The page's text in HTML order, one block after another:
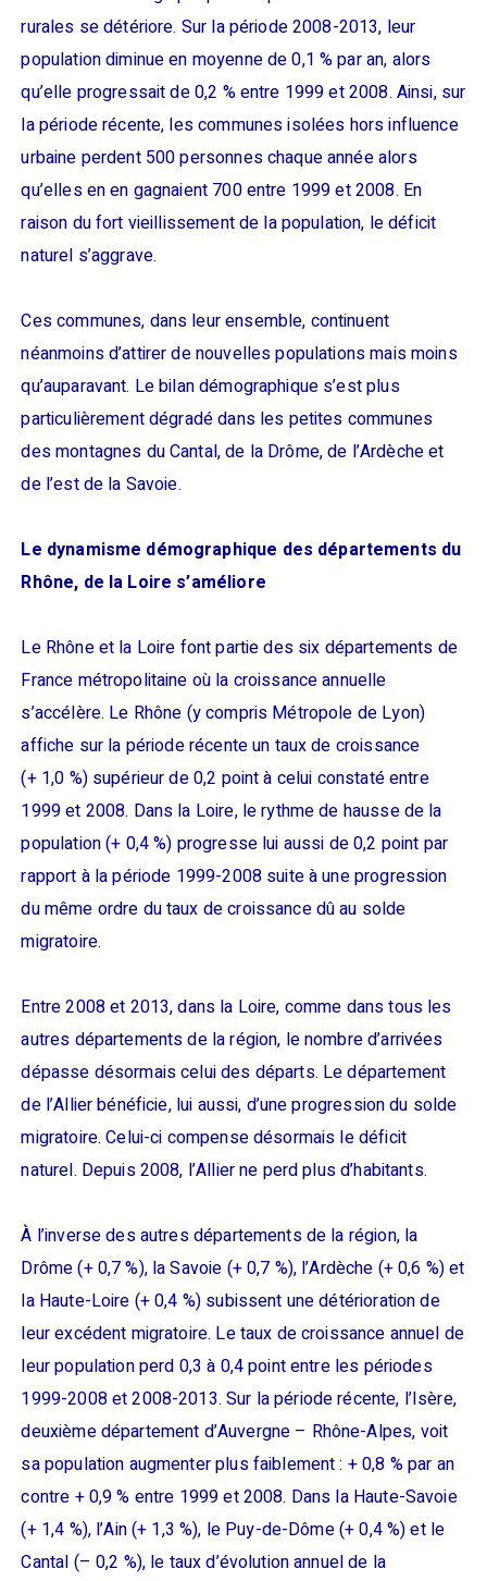
rurales se détériore. Sur la période 2008-2013, leur
population diminue en moyenne de 0,1 % par an, alors
qu’elle progressait de 0,2 % entre 1999 et 2008. Ainsi, sur
la période récente, les communes isolées hors influence
urbaine perdent 500 personnes chaque année alors
qu’elles en en gagnaient 700 entre 1999 et 2008. En
raison du fort vieillissement de la population, le déficit
naturel s’aggrave.
Ces communes, dans leur ensemble, continuent
néanmoins d’attirer de nouvelles populations mais moins
qu’auparavant. Le bilan démographique s’est plus
particulièrement dégradé dans les petites communes
des montagnes du Cantal, de la Drôme, de l’Ardèche et
de l’est de la Savoie.
Le dynamisme démographique des départements du
Rhône, de la Loire s’améliore
Le Rhône et la Loire font partie des six départements de
France métropolitaine où la croissance annuelle
s’accélère. Le Rhône (y compris Métropole de Lyon)
affiche sur la période récente un taux de croissance
(+ 1,0 %) supérieur de 0,2 point à celui constaté entre
1999 et 2008. Dans la Loire, le rythme de hausse de la
population (+ 0,4 %) progresse lui aussi de 0,2 point par
rapport à la période 1999-2008 suite à une progression
du même ordre du taux de croissance dû au solde
migratoire.
Entre 2008 et 2013, dans la Loire, comme dans tous les
autres départements de la région, le nombre d’arrivées
dépasse désormais celui des départs. Le département
de l’Allier bénéficie, lui aussi, d’une progression du solde
migratoire. Celui-ci compense désormais le déficit
naturel. Depuis 2008, l’Allier ne perd plus d’habitants.
À l’inverse des autres départements de la région, la
Drôme (+ 0,7 %), la Savoie (+ 0,7 %), l’Ardèche (+ 0,6 %) et
la Haute-Loire (+ 0,4 %) subissent une détérioration de
leur excédent migratoire. Le taux de croissance annuel de
leur population perd 0,3 à 0,4 point entre les périodes
1999-2008 et 2008-2013. Sur la période récente, l’Isère,
deuxième département d’Auvergne – Rhône-Alpes, voit
sa population augmenter plus faiblement : + 0,8 % par an
contre + 0,9 % entre 1999 et 2008. Dans la Haute-Savoie
(+ 1,4 %), l’Ain (+ 1,3 %), le Puy-de-Dôme (+ 0,4 %) et le
Cantal (– 0,2 %), le taux d’évolution annuel de la